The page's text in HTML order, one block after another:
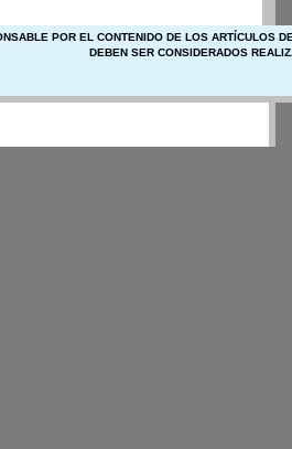
POR EL CONTENIDO DE LOS ARTÍCULOS
DEBEN SER CONSIDERADOS